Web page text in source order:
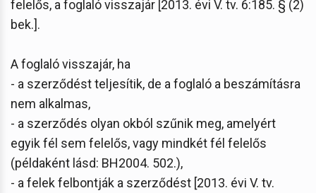
felelős, a foglaló visszajár [2013. évi V. tv. 6:185. § (2)
bek.].
A foglaló visszajár, ha
- a szerződést teljesítik, de a foglaló a beszámításra
nem alkalmas,
- a szerződés olyan okból szűnik meg, amelyért
egyik fél sem felelős, vagy mindkét fél felelős
(példaként lásd: BH2004. 502.),
- a felek felbontják a szerződést [2013. évi V. tv.